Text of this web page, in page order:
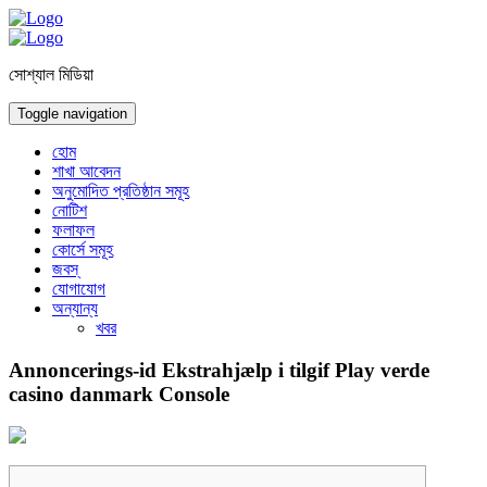
সোশ্যাল মিডিয়া
Toggle navigation
হোম
শাখা আবেদন
অনুমোদিত প্রতিষ্ঠান সমূহ
নোটিশ
ফলাফল
কোর্সে সমূহ
জবস্
যোগাযোগ
অন্যান্য
খবর
Annoncerings-id Ekstrahjælp i tilgif Play verde
casino danmark Console